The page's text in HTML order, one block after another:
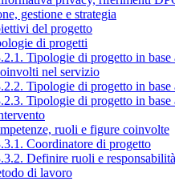
gestione e strategia
del progetto
di progetti
Tipologie di progetto in base
nel servizio
Tipologie di progetto in base
Tipologie di progetto in base
ruoli e figure coinvolte
Coordinatore di progetto
Definire ruoli e responsabilità
di lavoro